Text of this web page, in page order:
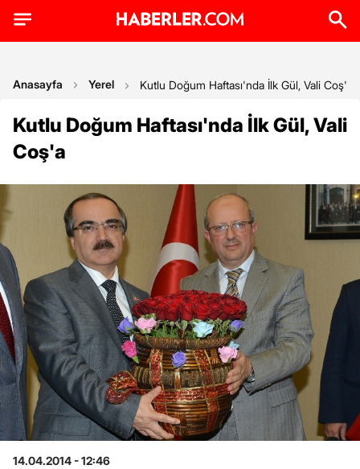
Anasayfa Yerel Kutlu Doğum Haftası'nda İlk Gül, Vali Coş'a
Kutlu Doğum Haftası'nda İlk Gül, Vali
Coş'a
14.04.2014 - 12:46